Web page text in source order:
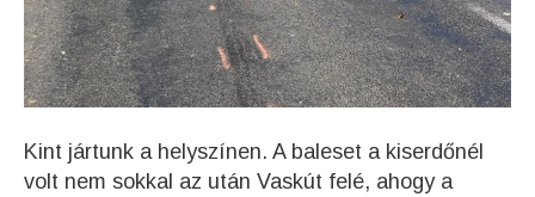
Kint jártunk a helyszínen. A baleset a kiserdőnél
volt nem sokkal az után Vaskút felé, ahogy a